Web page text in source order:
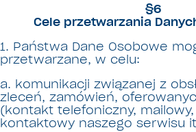
§6
Cele przetwarzania
1. Państwa Dane Osobowe
przetwarzane, w celu:
a. komunikacji związanej z
zleceń, zamówień,
(kontakt telefoniczny,
kontaktowy naszego serwisu